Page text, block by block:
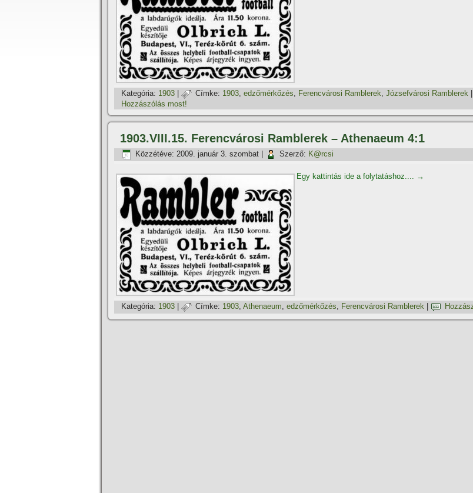
Kategória: 1903 Címke: 1903, edzőmérkőzés, Ferencvárosi Ramblerek, Józsefvárosi Ramblerek
Hozzászólás most!
1903.VIII.15. Ferencvárosi Ramblerek – Athenaeum 4:1
Közzétéve: 2009. január 3. szombat Szerző: K@rcsi
Egy kattintás ide a folytatáshoz.... →
Kategória: 1903 Címke: 1903, Athenaeum, edzőmérkőzés, Ferencvárosi Ramblerek